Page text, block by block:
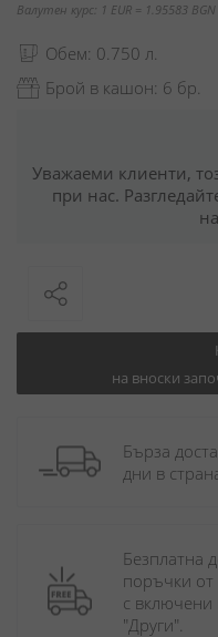
Валутен курс: 1 EUR = 1.95583 BGN
Обем: 0.750 л.
Брой в кашон: 6 бр.
Уважаеми клиенти,
при нас.
на вноски
Бърза
дни в
Безплатна
поръчки
с включени
"Други".